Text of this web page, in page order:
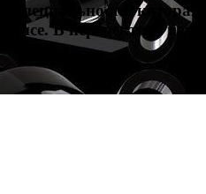
которая
В перспективе